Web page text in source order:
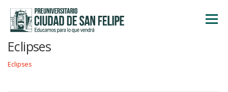
contenido
Menú
Eclipses
Eclipses